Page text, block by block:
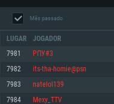
Mês passado
LUGAR JOGADOR
7981 РПУ#3
7982 its-tha-homie@psn
7983 natelol139
7984 Mexy_TTV